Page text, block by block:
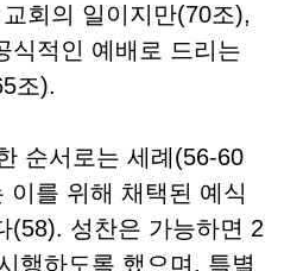
회의 일이지만(70조),
식적인 예배로 드리는
조).
순서로는 세례(56-60
이를 위해 채택된 예식
(58). 성찬은 가능하면 2
행하도록 했으며, 특별